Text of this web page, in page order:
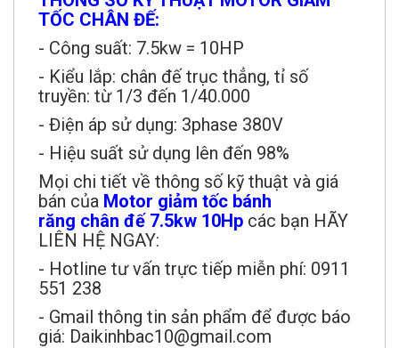
TỐC CHÂN ĐẾ:
- Công suất: 7.5kw = 10HP
- Kiểu lắp: chân đế trục thẳng, tỉ số
truyền: từ 1/3 đến 1/40.000
- Điện áp sử dụng: 3phase 380V
- Hiệu suất sử dụng lên đến 98%
Mọi chi tiết về thông số kỹ thuật và giá
bán của Motor giảm tốc bánh
răng chân đế 7.5kw 10Hp các bạn HÃY
LIÊN HỆ NGAY:
- Hotline tư vấn trực tiếp miễn phí: 0911
551 238
- Gmail thông tin sản phẩm để được báo
giá: Daikinhbac10@gmail.com